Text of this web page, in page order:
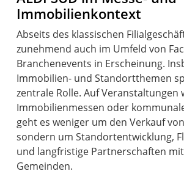
Immobilienkontext
Abseits des klassischen
zunehmend auch im Umfeld von
Branchenevents in Erscheinung.
Immobilien- und Standortthemen
zentrale Rolle. Auf Veranstaltungen
Immobilienmessen oder
geht es weniger um den Verkauf
sondern um Standortentwicklung,
und langfristige Partnerschaften
Gemeinden.